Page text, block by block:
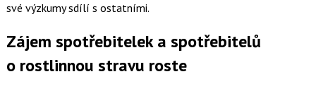
své výzkumy sdílí s ostatními.
Zájem spotřebitelek a spotřebitelů
o rostlinnou stravu roste